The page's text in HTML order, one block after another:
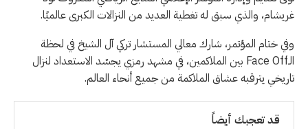
غريشام، والذي سبق له تغطية العديد من النزالات الكبرى عالميًا.
وفي ختام المؤتمر، شارك معالي المستشار تركي آل الشيخ في لحظة
الـFace Off بين الملاكمين، في مشهد رمزي يجسّد الاستعداد لنزال
تاريخي يترقبه عشاق الملاكمة من جميع أنحاء العالم.
قد تعجبك أيضاً